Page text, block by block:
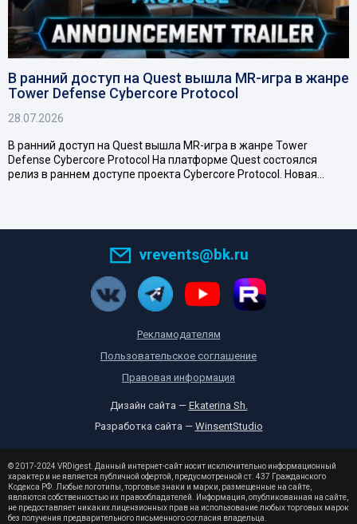
В ранний доступ на Quest вышла MR-игра в жанре
Tower Defense Cybercore Protocol
28.07.2026
В ранний доступ на Quest вышла MR-игра в жанре Tower
Defense Cybercore Protocol На платформе Quest состоялся
релиз в раннем доступе проекта Cybercore Protocol. Новая…
vrevents@bk.ru
Рекламодателям
Пользовательское соглашение
Правовая информация
Дизайн сайта — Ekaterina Sh.
Разработка сайта — WinsentStudio
© 2017-2024 VRDigest. Данный интернет-сайт носит исключительно информационный
характер и не является публичной офертой, предусмотренной ст. 437 Гражданского
Кодекса РФ. Любые логотипы, торговые знаки и марки, размещенные на сайте,
являются собственностью их правообладателей. Информация, опубликованная на сайте,
не предоставляет никаких лицензионных прав на использование любых торговых марок
без получения предварительного письменного согласия владельца.